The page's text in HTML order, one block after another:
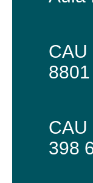
CAU
8801
CAU
398